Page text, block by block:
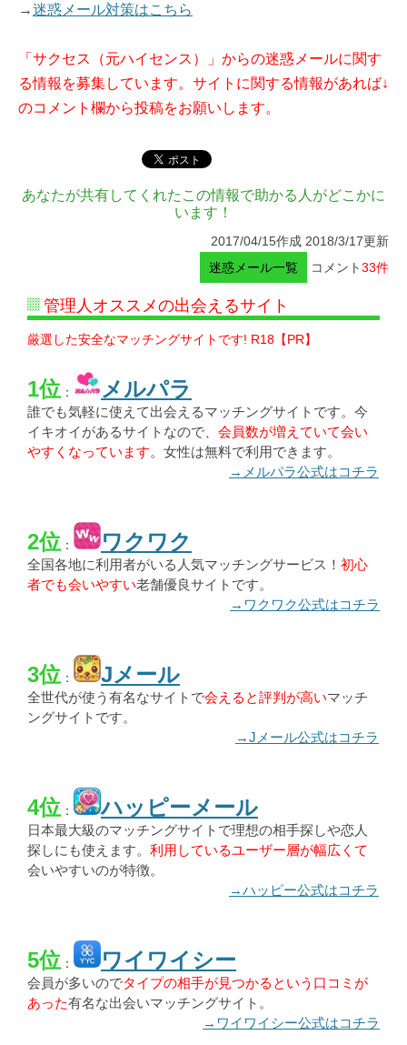
→迷惑メール対策はこちら
「サクセス（元ハイセンス）」からの迷惑メールに関す
る情報を募集しています。サイトに関する情報があれば↓
のコメント欄から投稿をお願いします。
あなたが共有してくれたこの情報で助かる人がどこかに
います！
2017/04/15作成 2018/3/17更新
迷惑メール一覧
コメント33件
管理人オススメの出会えるサイト
厳選した安全なマッチングサイトです! R18【PR】
1位 ： メルパラ
誰でも気軽に使えて出会えるマッチングサイトです。今
イキオイがあるサイトなので、 会員数が増えていて会い
やすくなっています。女性は無料で利用できます。
→メルパラ公式はコチラ
2位 ： ワクワク
全国各地に利用者がいる人気マッチングサービス！ 初心
者でも会いやすい老舗優良サイトです。
→ワクワク公式はコチラ
3位 ： Jメール
全世代が使う有名なサイトで会えると評判が高いマッチ
ングサイトです。
→Jメール公式はコチラ
4位 ： ハッピーメール
日本最大級のマッチングサイトで理想の相手探しや恋人
探しにも使えます。 利用しているユーザー層が幅広くて
会いやすいのが特徴。
→ハッピー公式はコチラ
5位 ： ワイワイシー
会員が多いのでタイプの相手が見つかるという口コミが
あった有名な出会いマッチングサイト。
→ワイワイシー公式はコチラ